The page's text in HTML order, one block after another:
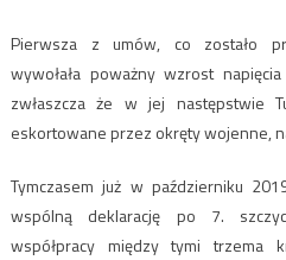
Pierwsza z umów, co zostało
wywołała poważny wzrost
zwłaszcza że w jej następstwie
eskortowane przez okręty wojenne,
Tymczasem już w październiku
wspólną deklarację po 7.
współpracy między tymi trzema